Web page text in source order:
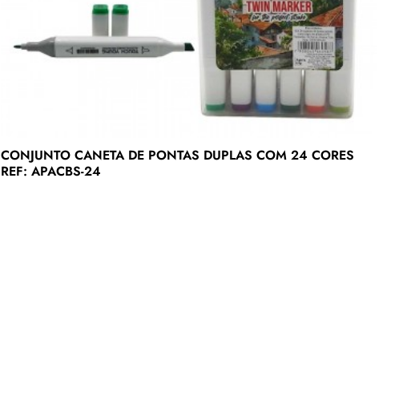
CONJUNTO CANETA DE PONTAS DUPLAS COM 24 CORES
REF: APACBS-24